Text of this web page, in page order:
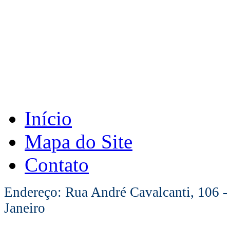
Início
Mapa do Site
Contato
Endereço: Rua André Cavalcanti, 106
Janeiro